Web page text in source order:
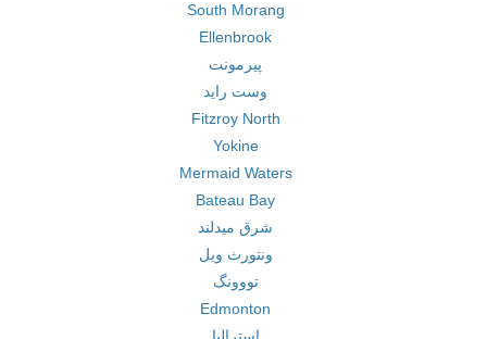
South Morang
Ellenbrook
پیرمونت
وست راید
Fitzroy North
Yokine
Mermaid Waters
Bateau Bay
شرق میدلند
ونتورث ویل
تووونگ
Edmonton